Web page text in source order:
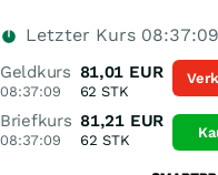
Letzter Kurs 08:37:09
Geldkurs
08:37:09
81,01 EUR
62 STK
Briefkurs
08:37:09
81,21 EUR
62 STK